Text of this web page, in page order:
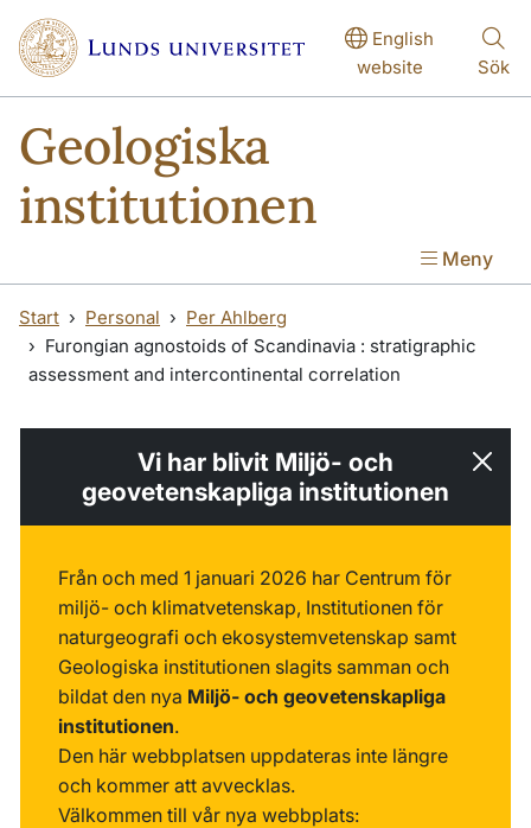
Hoppa till huvudinnehåll
English
website
Sök
Geologiska
institutionen
Meny
Start Personal
Per Ahlberg
Furongian agnostoids of Scandinavia : stratigraphic
assessment and intercontinental correlation
Vi har blivit Miljö- och
geovetenskapliga institutionen
Från och med 1 januari 2026 har Centrum för
miljö- och klimatvetenskap, Institutionen för
naturgeografi och ekosystemvetenskap samt
Geologiska institutionen slagits samman och
bildat den nya Miljö- och geovetenskapliga
institutionen.
Den här webbplatsen uppdateras inte längre
och kommer att avvecklas.
Välkommen till vår nya webbplats: